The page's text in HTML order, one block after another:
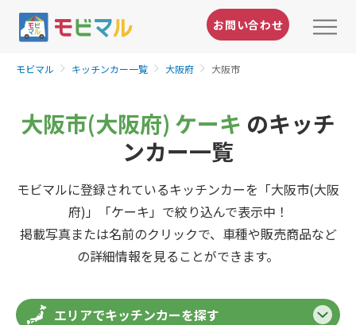
お問い合わせ
モビマル キッチンカー一覧 大阪府 大阪市
大阪市(大阪府) ケーキ のキッチ
ンカー一覧
モビマルに登録されているキッチンカーを「大阪市(大阪
府)」「ケーキ」で絞り込んで表示中！
掲載写真または名前のクリックで、車種や販売商品など
の詳細情報を見ることができます。
エリアでキッチンカーを探す